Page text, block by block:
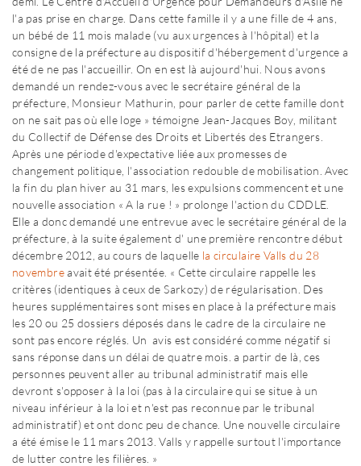
l'a pas prise en charge. Dans cette famille il y a une fille de 4 ans,
un bébé de 11 mois malade (vu aux urgences à l'hôpital) et la
consigne de la préfecture au dispositif d'hébergement d'urgence a
été de ne pas l'accueillir. On en est là aujourd'hui. Nous avons
demandé un rendez-vous avec le secrétaire général de la
préfecture, Monsieur Mathurin, pour parler de cette famille dont
on ne sait pas où elle loge » témoigne Jean-Jacques Boy, militant
du Collectif de Défense des Droits et Libertés des Etrangers.
Après une période d'expectative liée aux promesses de
changement politique, l'association redouble de mobilisation. Avec
la fin du plan hiver au 31 mars, les expulsions commencent et une
nouvelle association « A la rue ! » prolonge l'action du CDDLE.
Elle a donc demandé une entrevue avec le secrétaire général de la
préfecture, à la suite également d' une première rencontre début
décembre 2012, au cours de laquelle la circulaire Valls du 28
novembreavait été présentée. « Cette circulaire rappelle les
critères (identiques à ceux de Sarkozy) de régularisation. Des
heures supplémentaires sont mises en place à la préfecture mais
les 20 ou 25 dossiers déposés dans le cadre de la circulaire ne
sont pas encore réglés. Un avis est considéré comme négatif si
sans réponse dans un délai de quatre mois. a partir de là, ces
personnes peuvent aller au tribunal administratif mais elle
devront s'opposer à la loi (pas à la circulaire qui se situe à un
niveau inférieur à la loi et n'est pas reconnue par le tribunal
administratif) et ont donc peu de chance. Une nouvelle circulaire
a été émise le 11 mars 2013. Valls y rappelle surtout l'importance
de lutter contre les filières. »